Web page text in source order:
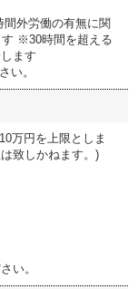
外労働の有無に関
す ※30時間を超える
ます
い。
万円を上限としま
致しかねます。)
い。